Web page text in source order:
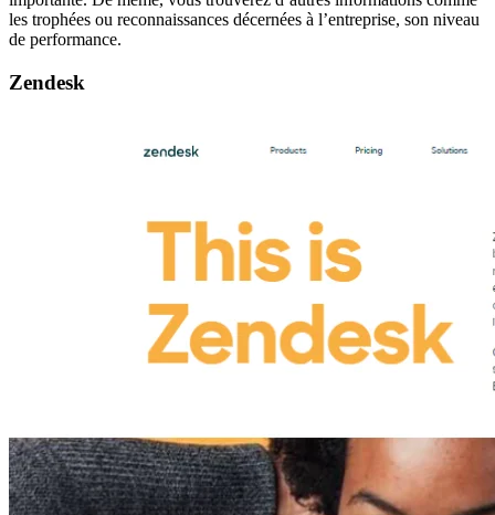
les trophées ou reconnaissances décernées à l’entreprise, son niveau
de performance.
Zendesk